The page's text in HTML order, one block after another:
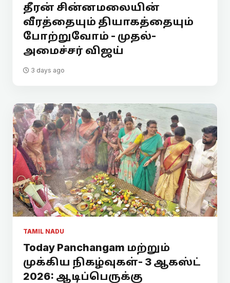
தீரன் சின்னமலையின்
வீரத்தையும் தியாகத்தையும்
போற்றுவோம் - முதல்-
அமைச்சர் விஜய்
3 days ago
TAMIL NADU
Today Panchangam மற்றும்
முக்கிய நிகழ்வுகள்- 3 ஆகஸ்ட்
2026: ஆடிப்பெருக்கு